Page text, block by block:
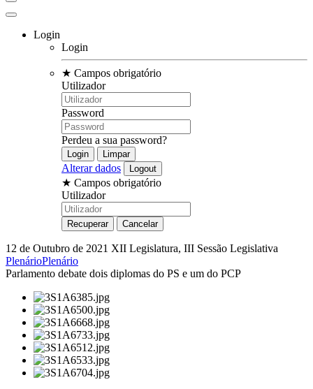
Login
Login
★ Campos obrigatório
Utilizador
Password
Perdeu a sua password?
Alterar dados
★ Campos obrigatório
Utilizador
12 de Outubro de 2021 XII Legislatura, III Sessão Legislativa
PlenárioPlenário
Parlamento debate dois diplomas do PS e um do PCP